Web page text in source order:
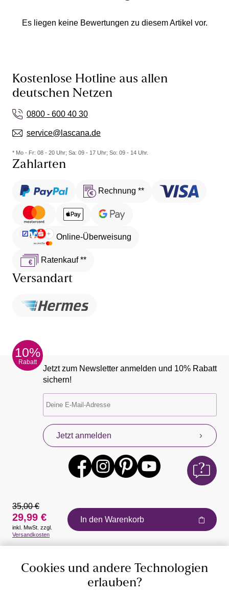
Es liegen keine Bewertungen zu diesem Artikel vor.
Kostenlose Hotline aus allen
deutschen Netzen
0800 - 600 40 30
service@lascana.de
* Mo - Fr: 08 - 20 Uhr; Sa: 09 - 17 Uhr; So: 09 - 14 Uhr.
Zahlarten
Rechnung **
Online-Überweisung
Ratenkauf **
Versandart
10%
Rabatt
Jetzt zum Newsletter anmelden und 10% Rabatt
sichern!
Jetzt anmelden
Auszeichnungen
35,00 €
29,99 €
inkl. MwSt. zzgl.
Versandkosten
In den Warenkorb
Cookies und andere Technologien
erlauben?